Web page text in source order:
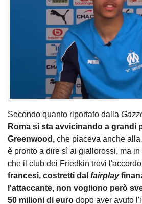
Secondo quanto riportato dalla
Roma si sta avvicinando a grandi
Greenwood, che piaceva anche
è pronto a dire sì ai giallorossi, ma
che il club dei Friedkin trovi
francesi, costretti dal fairplay
l'attaccante, non vogliono però
50 milioni di euro dopo aver avuto